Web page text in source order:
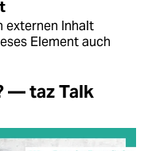
externen Inhalt
Element auch
— taz Talk